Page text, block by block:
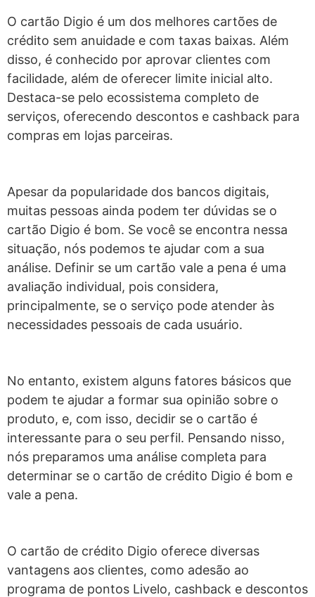
O cartão Digio é um dos melhores cartões de
crédito sem anuidade e com taxas baixas. Além
disso, é conhecido por aprovar clientes com
facilidade, além de oferecer limite inicial alto.
Destaca-se pelo ecossistema completo de
serviços, oferecendo descontos e cashback para
compras em lojas parceiras.
Apesar da popularidade dos bancos digitais,
muitas pessoas ainda podem ter dúvidas se o
cartão Digio é bom. Se você se encontra nessa
situação, nós podemos te ajudar com a sua
análise. Definir se um cartão vale a pena é uma
avaliação individual, pois considera,
principalmente, se o serviço pode atender às
necessidades pessoais de cada usuário.
No entanto, existem alguns fatores básicos que
podem te ajudar a formar sua opinião sobre o
produto, e, com isso, decidir se o cartão é
interessante para o seu perfil. Pensando nisso,
nós preparamos uma análise completa para
determinar se o cartão de crédito Digio é bom e
vale a pena.
O cartão de crédito Digio oferece diversas
vantagens aos clientes, como adesão ao
programa de pontos Livelo, cashback e descontos